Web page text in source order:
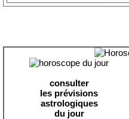
consulter
les prévisions
astrologiques
du jour